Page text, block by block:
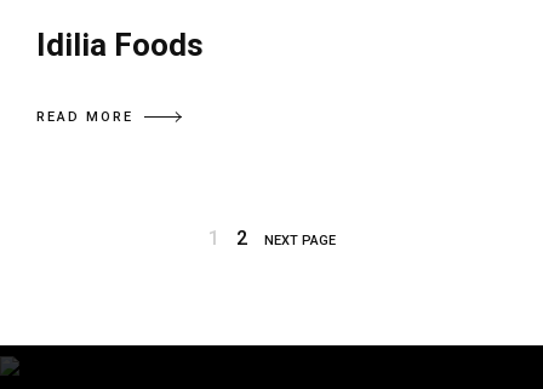
Idilia Foods
READ MORE
1 2 NEXT PAGE